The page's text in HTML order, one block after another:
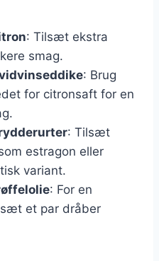
: Tilsæt ekstra
smag.
: Brug
for citronsaft for en
: Tilsæt
estragon eller
variant.
: For en
et par dråber